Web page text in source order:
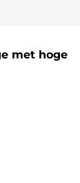
met hoge